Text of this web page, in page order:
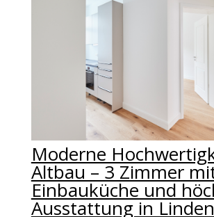
Moderne
Altbau – 3 Zimmer
Einbauküche und
Ausstattung in Linden